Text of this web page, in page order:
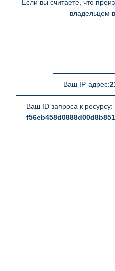
Если вы считаете, что
владельцем
Ваш IP-адрес:
Ваш ID запроса к ресурсу: